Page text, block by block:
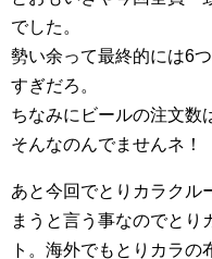
でした。
勢い余って最終的には6
すぎだろ。
ちなみにビールの注文数
そんなのんでませんネ！
あと今回でとりカラクル
まうと言う事なのでとり
ト。海外でもとりカラの